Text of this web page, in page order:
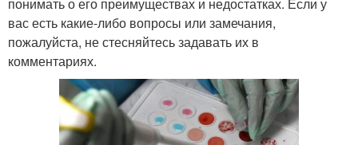
вас есть какие-либо вопросы или замечания,
пожалуйста, не стесняйтесь задавать их в
комментариях.